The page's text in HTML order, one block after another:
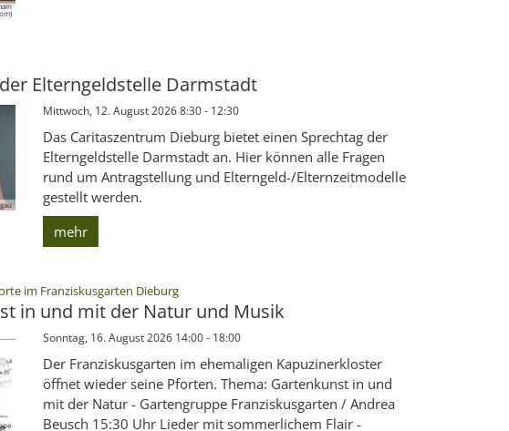
Elterngeldstelle Darmstadt
Mittwoch, 12. August 2026 8:30 - 12:30
Das Caritaszentrum Dieburg bietet einen Sprechtag der
Elterngeldstelle Darmstadt an. Hier können alle Fragen
rund um Antragstellung und Elterngeld-/Elternzeitmodelle
gestellt werden.
mehr
im Franziskusgarten Dieburg:
in und mit der Natur und Musik
Sonntag, 16. August 2026 14:00 - 18:00
Der Franziskusgarten im ehemaligen Kapuzinerkloster
öffnet wieder seine Pforten. Thema: Gartenkunst in und
mit der Natur - Gartengruppe Franziskusgarten / Andrea
Beusch 15:30 Uhr Lieder mit sommerlichem Flair -